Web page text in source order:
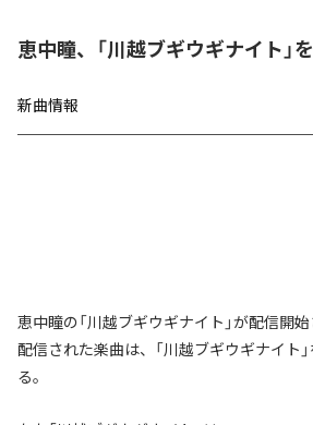
恵中瞳、「川越ブギウギナイト」
新曲情報
恵中瞳の「川越ブギウギナイト」が配信開
配信された楽曲は、「川越ブギウギナイト
る。